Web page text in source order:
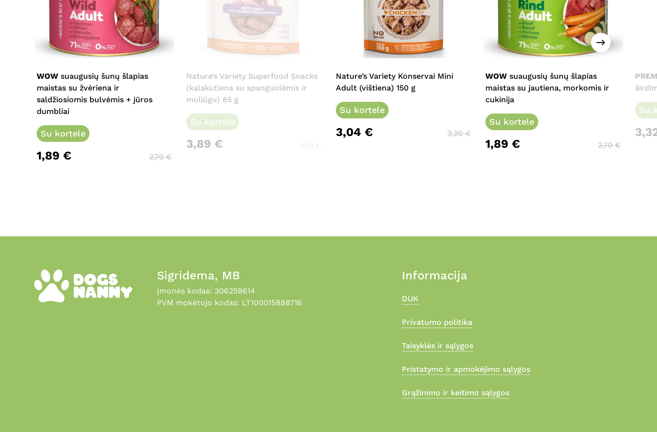
This
product
multiple
variants.
The
options
be
chosen
on
WOW suaugusių šunų šlapias
maistas su žvėriena ir
saldžiosiomis bulvėmis + jūros
dumbliai
Su kortele
1,89 € 2,70€
Nature’s Variety Superfood Snacks
(kalakutiena su spanguolėmis ir
moliūgu) 85 g
Su kortele
3,89 €
Nature’s Variety Konservai Mini
Adult (vištiena) 150 g
Su kortele
3,04 € 3,20€
This
product
multiple
variants.
The
may
be
chosen
WOW suaugusių šunų šlapias
maistas su jautiena, morkomis ir
cukinija
Su kortele
1,89 € 2,70€
Su
Sigridema, MB
Įmonės kodas: 306259614
PVM mokėtojo kodas: LT100015888716
Informacija
DUK
Privatumo politika
Taisyklės ir sąlygos
Pristatymo ir apmokėjimo sąlygos
Grąžinimo ir keitimo sąlygos